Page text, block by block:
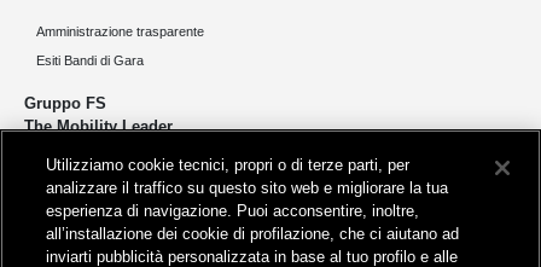
Amministrazione trasparente
Esiti Bandi di Gara
Gruppo FS
The Mobility Leader
Progettiamo e realizziamo infrastrutture per una mobilità sostenibile di
persone e merci. Accorciamo le distanze per lo sviluppo e la crescita
del nostro Paese.
Utilizziamo cookie tecnici, propri o di terze parti, per
analizzare il traffico su questo sito web e migliorare la tua
esperienza di navigazione. Puoi acconsentire, inoltre,
all’installazione dei cookie di profilazione, che ci aiutano ad
inviarti pubblicità personalizzata in base al tuo profilo e alle